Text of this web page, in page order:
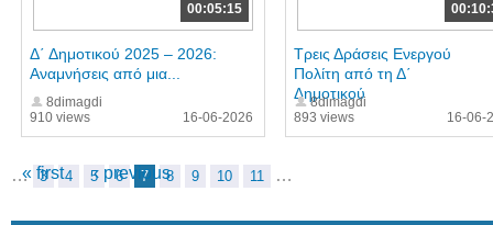
00:05:15
910 views
Δ΄ Δημοτικού 2025 – 2026:
Αναμνήσεις από μια...
8dimagdi
16-06-2026
893 views
Τρεις Δράσεις Ενεργού
Πολίτη από τη Δ΄
Δημοτικού
8dimagdi
16-06-
« first ‹ previous
… 3 4 5 6 7 8 9 10 11 …